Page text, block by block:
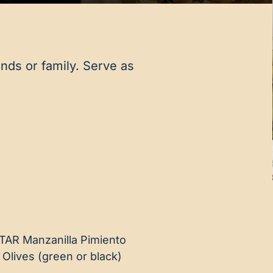
or family. Serve as
Manzanilla Pimiento
(green or black)